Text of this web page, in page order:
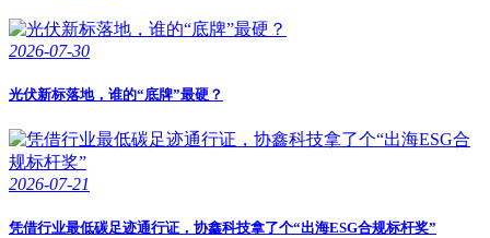
2026-07-30
光伏新标落地，谁的“底牌”最硬？
2026-07-21
凭借行业最低碳足迹通行证，协鑫科技拿了个“出海ESG合规标杆奖”